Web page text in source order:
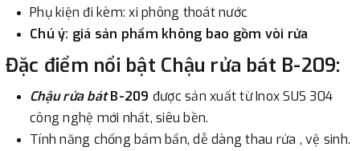
- Sau khi có thông tin xác thực đã chuyển tiền của quý
khách, chúng tôi sẽ thực hiện đơn hàng theo yêu cầu.
Phụ kiện đi kèm: xi phông thoát nước
Chú ý: giá sản phẩm không bao gồm vòi rửa
Đặc điểm nổi bật Chậu rửa bát B-209:
Chậu rửa bátB-209 được sản xuất từ Inox SUS 304
công nghệ mới nhất, siêu bền.
Tính năng chống bám bẩn, dễ dàng thau rửa , vệ sinh.